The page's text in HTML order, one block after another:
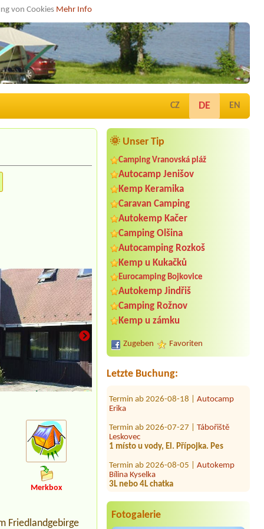
von Cookies Mehr Info
CZ DE EN
🌞 Unser Tip
Camping Vranovská pláž
Autocamp Jenišov
Kemp Keramika
Caravan Camping
Autokemp Kačer
Camping Olšina
Autocamping Rozkoš
Kemp u Kukačků
Eurocamping Bojkovice
Autokemp Jindřiš
Camping Rožnov
Kemp u zámku
Zugeben Favoriten
Letzte Buchung:
Termin ab 2026-08-07 |
Bílina Kyselka
1 Stellplatz mit Strom 1 Wohnmobil 2
Erwachsene
Termin ab 2026-08-01 |Family kemp
Máchovo jezero
Termin ab 2026-07-27 |
1 místo u vody, El. Přípojka. Pes
Termin ab 2026-08-05 |Autokemp
3L nebo 4L chatka
Termin ab 2026-08-07 |
2 děti
Fotogalerie
ubytovna
Merkbox
Friedlandgebirge